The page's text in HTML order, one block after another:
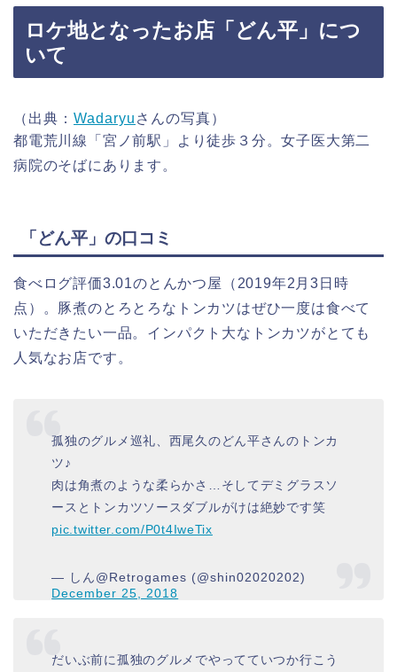
ロケ地となったお店「どん平」につ
いて
（出典： Wadaryu さんの写真）
都電荒川線「宮ノ前駅」より徒歩３分。女子医大第二
病院のそばにあります。
「どん平」の口コミ
食べログ評価3.01のとんかつ屋（2019年2月3日時
点）。豚煮のとろとろなトンカツはぜひ一度は食べて
いただきたい一品。インパクト大なトンカツがとても
人気なお店です。
孤独のグルメ巡礼、西尾久のどん平さんのトンカ
ツ♪
肉は角煮のような柔らかさ…そしてデミグラスソ
ースとトンカツソースダブルがけは絶妙です笑
pic.twitter.com/P0t4IweTix
— しん@Retrogames (@shin02020202)
December 25, 2018
だいぶ前に孤独のグルメでやってていつか行こう